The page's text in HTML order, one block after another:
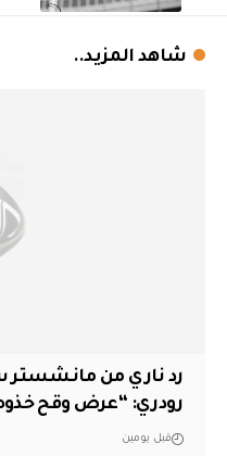
شاهد المزيد..
رد ناري من مانشستر
رودري: “عرض وقح خذوه
قبل يومين